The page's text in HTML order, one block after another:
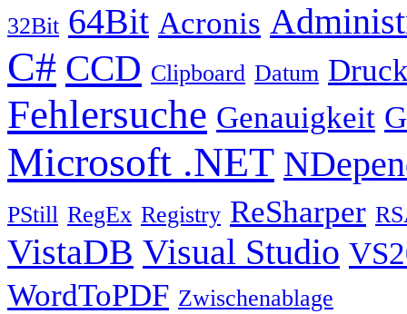
32Bit 64Bit Acronis
C# CCD Clipboard Datum
Fehlersuche Genauigkeit
Microsoft .NET
PStill RegEx Registry ReSharper
VistaDB Visual Studio
WordToPDF Zwischenablage